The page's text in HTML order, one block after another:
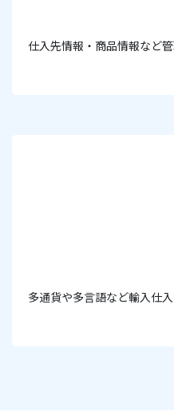
仕入先情報・商品情報など管
多通貨や多言語など輸入仕